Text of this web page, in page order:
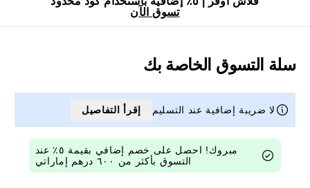
تسوق الآن
سلة التسوق الخاصة بك
لا ضريبة إضافية عند التسليم إقرأ التفاصيل
مبروك! احصل على خصم إضافي بقيمة ٥٪ عند
التسوق بأكثر من ٦٠٠ درهم إماراتي